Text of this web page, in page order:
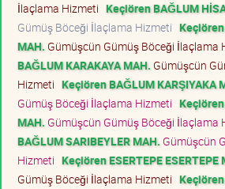
İlaçlama Hizmeti Keçiören BAĞLUM
Gümüş Böceği İlaçlama Hizmeti
MAH. Gümüşcün Gümüş Böceği İlaçlama
BAĞLUM KARAKAYA MAH. Gümüşcün
Hizmeti Keçiören BAĞLUM KARŞIYAKA
Gümüş Böceği İlaçlama Hizmeti Keçiören
MAH. Gümüşcün Gümüş Böceği İlaçlama
BAĞLUM SARIBEYLER MAH. Gümüşcün
Hizmeti Keçiören ESERTEPE ESERTEPE
Gümüş Böceği İlaçlama Hizmeti Keçiören